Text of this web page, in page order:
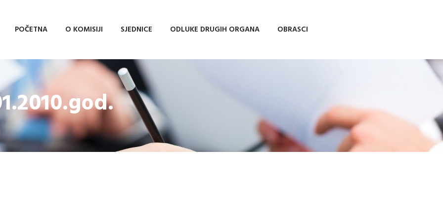
POČETNA O KOMISIJI SJEDNICE ODLUKE DRUGIH ORGANA OBRASCI